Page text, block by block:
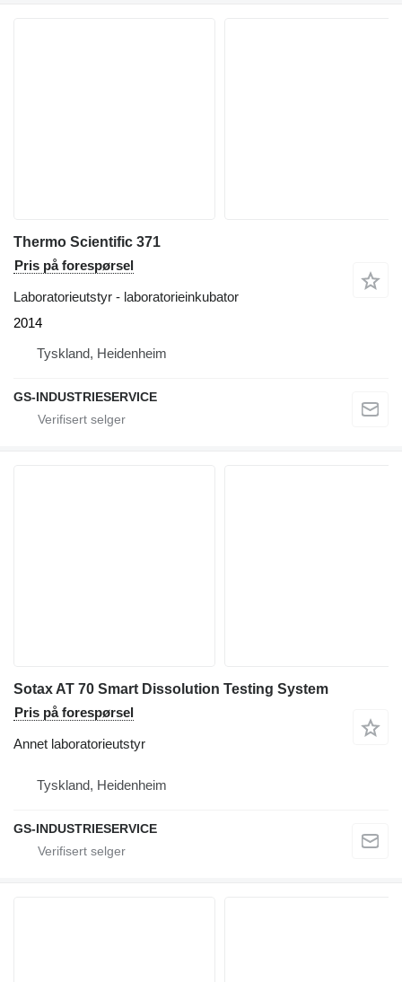
Thermo Scientific 371
Pris på forespørsel
Laboratorieutstyr - laboratorieinkubator
2014
Tyskland, Heidenheim
GS-INDUSTRIESERVICE
Sotax AT 70 Smart Dissolution Testing System
Pris på forespørsel
Annet laboratorieutstyr
Tyskland, Heidenheim
GS-INDUSTRIESERVICE